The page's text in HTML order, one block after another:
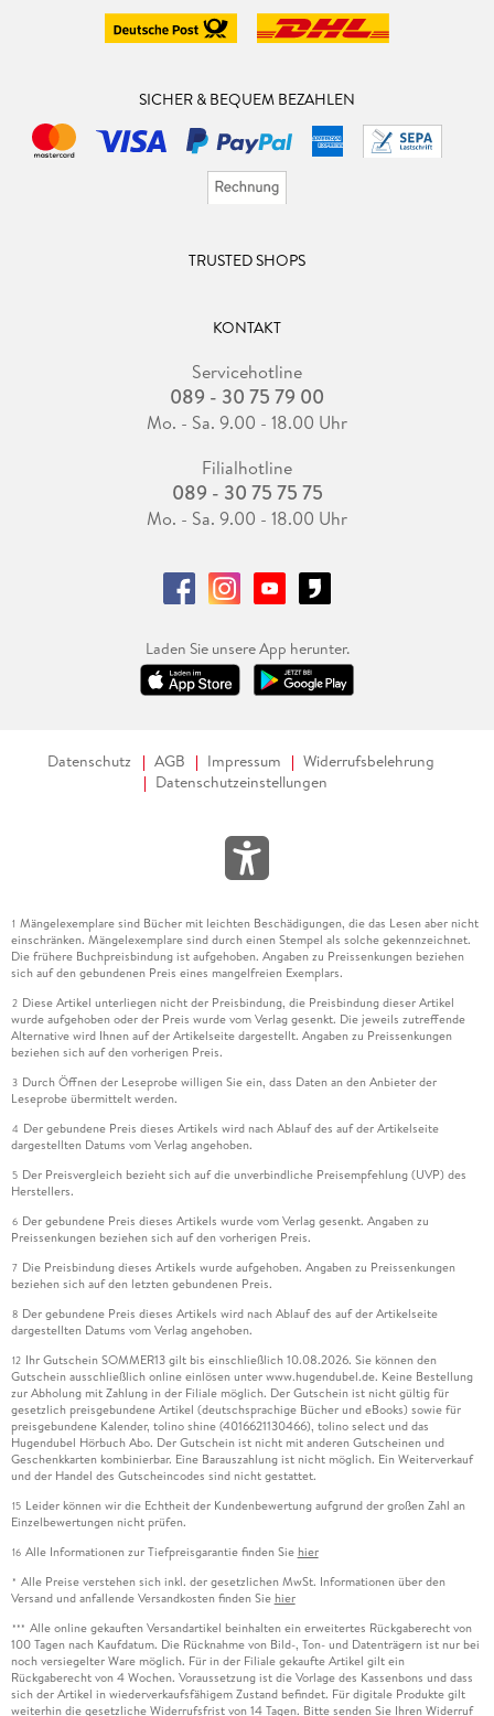
SICHER & BEQUEM BEZAHLEN
TRUSTED SHOPS
KONTAKT
Servicehotline
089 - 30 75 79 00
Mo. - Sa. 9.00 - 18.00 Uhr
Filialhotline
089 - 30 75 75 75
Mo. - Sa. 9.00 - 18.00 Uhr
Laden Sie unsere App herunter.
Datenschutz AGB Impressum
Widerrufsbelehrung
Datenschutzeinstellungen
1 Mängelexemplare sind Bücher mit leichten Beschädigungen, die das Lesen aber nicht
einschränken. Mängelexemplare sind durch einen Stempel als solche gekennzeichnet.
Die frühere Buchpreisbindung ist aufgehoben. Angaben zu Preissenkungen beziehen
sich auf den gebundenen Preis eines mangelfreien Exemplars.
2 Diese Artikel unterliegen nicht der Preisbindung, die Preisbindung dieser Artikel
wurde aufgehoben oder der Preis wurde vom Verlag gesenkt. Die jeweils zutreffende
Alternative wird Ihnen auf der Artikelseite dargestellt. Angaben zu Preissenkungen
beziehen sich auf den vorherigen Preis.
3 Durch Öffnen der Leseprobe willigen Sie ein, dass Daten an den Anbieter der
Leseprobe übermittelt werden.
4 Der gebundene Preis dieses Artikels wird nach Ablauf des auf der Artikelseite
dargestellten Datums vom Verlag angehoben.
5 Der Preisvergleich bezieht sich auf die unverbindliche Preisempfehlung (UVP) des
Herstellers.
6 Der gebundene Preis dieses Artikels wurde vom Verlag gesenkt. Angaben zu
Preissenkungen beziehen sich auf den vorherigen Preis.
7 Die Preisbindung dieses Artikels wurde aufgehoben. Angaben zu Preissenkungen
beziehen sich auf den letzten gebundenen Preis.
8 Der gebundene Preis dieses Artikels wird nach Ablauf des auf der Artikelseite
dargestellten Datums vom Verlag angehoben.
12 Ihr Gutschein SOMMER13 gilt bis einschließlich 10.08.2026. Sie können den
Gutschein ausschließlich online einlösen unter www.hugendubel.de. Keine Bestellung
zur Abholung mit Zahlung in der Filiale möglich. Der Gutschein ist nicht gültig für
gesetzlich preisgebundene Artikel (deutschsprachige Bücher und eBooks) sowie für
preisgebundene Kalender, tolino shine (4016621130466), tolino select und das
Hugendubel Hörbuch Abo. Der Gutschein ist nicht mit anderen Gutscheinen und
Geschenkkarten kombinierbar. Eine Barauszahlung ist nicht möglich. Ein Weiterverkauf
und der Handel des Gutscheincodes sind nicht gestattet.
15 Leider können wir die Echtheit der Kundenbewertung aufgrund der großen Zahl an
Einzelbewertungen nicht prüfen.
16 Alle Informationen zur Tiefpreisgarantie finden Sie hier
* Alle Preise verstehen sich inkl. der gesetzlichen MwSt. Informationen über den
Versand und anfallende Versandkosten finden Sie hier
*** Alle online gekauften Versandartikel beinhalten ein erweitertes Rückgaberecht von
100 Tagen nach Kaufdatum. Die Rücknahme von Bild-, Ton- und Datenträgern ist nur bei
noch versiegelter Ware möglich. Für in der Filiale gekaufte Artikel gilt ein
Rückgaberecht von 4 Wochen. Voraussetzung ist die Vorlage des Kassenbons und dass
sich der Artikel in wiederverkaufsfähigem Zustand befindet. Für digitale Produkte gilt
weiterhin die gesetzliche Widerrufsfrist von 14 Tagen. Bitte senden Sie Ihren Widerruf